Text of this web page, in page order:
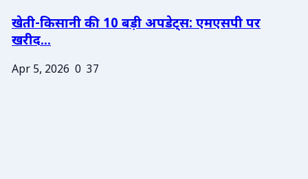
खेती-किसानी की 10 बड़ी अपडेट्स: एमएसपी पर
खरीद...
Apr 5, 2026 0 37